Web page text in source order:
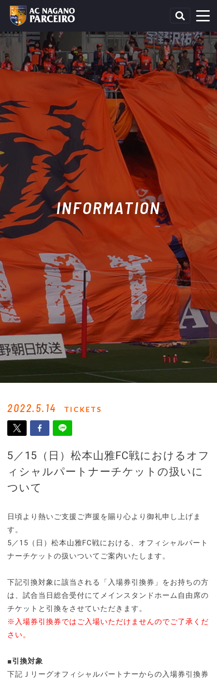
INFORMATION
2022.5.14 TICKETS
5／15（日）松本山雅FC戦におけるオフ
ィシャルパートナーチケットの扱いに
ついて
日頃より熱いご支援ご声援を賜り心より御礼申し上げま
す。
5／15（日）松本山雅FC戦における、オフィシャルパート
ナーチケットの扱いついてご案内いたします。
下記引換対象に該当される「入場券引換券」をお持ちの方
は、試合当日総合受付にてメインスタンドホーム自由席の
チケットと引換をさせていただきます。
※入場券引換券ではご入場いただけませんのでご了承くだ
さい。
■引換対象
下記Ｊリーグオフィシャルパートナーからの入場券引換券